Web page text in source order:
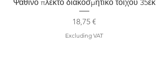
Ψάθινο πλεκτό διακοσμητικό τοίχου 35εκ
Price
18,75 €
Excluding VAT